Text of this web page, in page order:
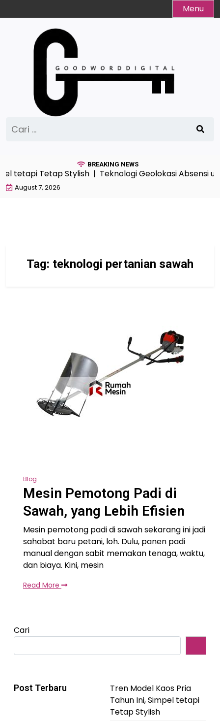
to
Menu
untuk:
BREAKING NEWS
tetapi Tetap Stylish |Teknologi Geolokasi Absensi
August 7, 2026
Tag: teknologi pertanian sawah
Blog
Mesin Pemotong Padi di
Sawah, yang Lebih Efisien
Mesin pemotong padi di sawah sekarang ini jadi
sahabat baru petani, loh. Dulu, panen padi
manual dengan sabit memakan tenaga, waktu,
dan biaya. Kini, mesin
Read More
Cari
Post Terbaru
Tren Model Kaos Pria
Tahun Ini, Simpel tetapi
Tetap Stylish